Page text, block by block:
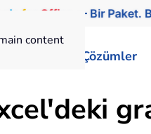
content
for Office — Bir Paket.
Çözümler